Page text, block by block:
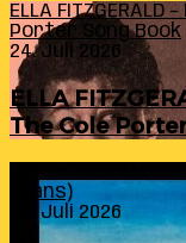
ELLA
Porter Song Book
24. Juli 2026
ELLA
The Cole
Evans)
24. Juli 2026